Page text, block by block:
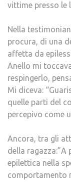
vittime presso le
Nella
procura, di una
affetta da
Anello mi
respingerlo,
Mi diceva:
quelle parti del
percepivo come
Ancora, tra gli
della
epilettica nella
comportamento